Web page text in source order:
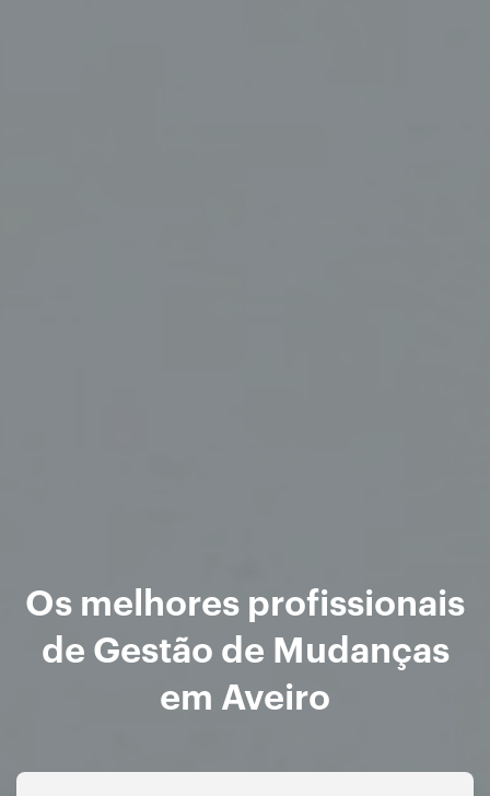
Os melhores profissionais
de Gestão de Mudanças
em Aveiro